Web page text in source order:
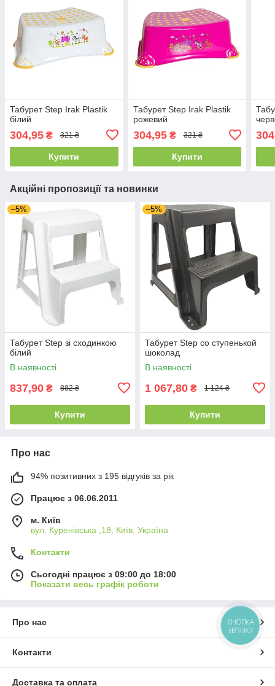
Табурет Step Irak Plastik
білий
304,95 ₴ 321 ₴
Купити
Табурет Step Irak Plastik
рожевий
304,95₴ 321 ₴
Купити
Акційні пропозиції та новинки
–5%
Табурет Step зі сходинкою
білий
В наявності
837,90 ₴ 882 ₴
Купити
–5%
Табурет Step со ступенькой
шоколад
В наявності
1 067,80 ₴ 1 124 ₴
Купити
Про нас
94% позитивних з 195 відгуків за рік
Працює з 06.06.2011
м. Київ
вул. Куренівська ,18, Київ, Україна
Контакти
Сьогодні працює з 09:00 до 18:00
Показати весь графік роботи
Про нас
Контакти
Доставка та оплата
КНОПКА
ЗВ'ЯЗКУ